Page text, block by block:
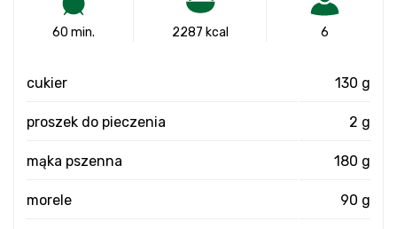
60 min. 2287 kcal 6
cukier 130 g
proszek do pieczenia 2 g
mąka pszenna 180 g
morele 90 g